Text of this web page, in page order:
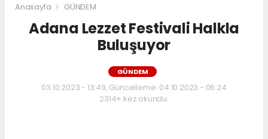
Anasayfa GÜNDEM
Adana Lezzet Festivali Halkla
Buluşuyor
GÜNDEM
03.10.2023 - 13:49, Güncelleme: 04.10.2023 - 06:24
2314+ kez okundu.